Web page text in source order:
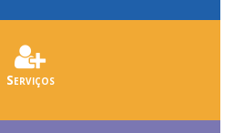
Serviços